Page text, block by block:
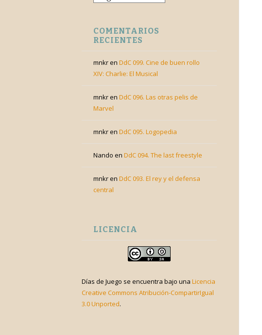
COMENTARIOS
RECIENTES
mnkren DdC 099. Cine de buen rollo
XIV: Charlie: El Musical
mnkren DdC 096. Las otras pelis de
Marvel
mnkren DdC 095. Logopedia
Nando en DdC 094. The last freestyle
mnkren DdC 093. El rey y el defensa
central
LICENCIA
Días de Juego se encuentra bajo una Licencia
Creative Commons Atribución-CompartirIgual
3.0 Unported.